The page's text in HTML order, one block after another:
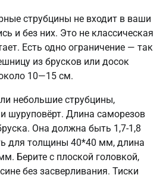
струбцины не входит в ваши
и без них. Это не классическая
Есть одно ограничение — так
из брусков или досок
10—15 см.
небольшие струбцины,
шуруповёрт. Длина саморезов
Она должна быть 1,7-1,8
для толщины 40*40 мм, длина
Берите с плоской головкой,
без засверливания. Тиски